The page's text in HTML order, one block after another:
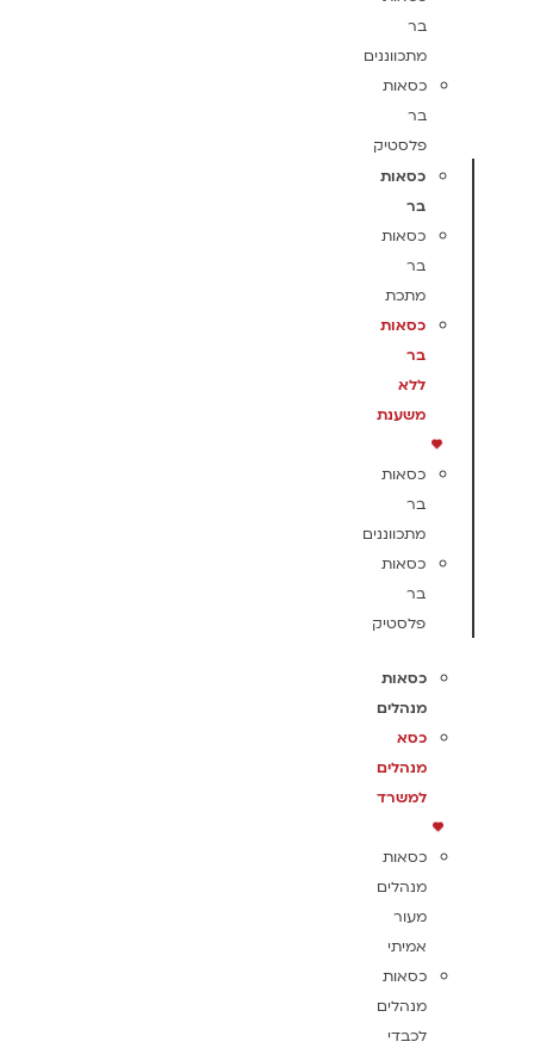
בר
מתכווננים
כסאות
בר
פלסטיק
כסאות
בר
כסאות
בר
מתכת
כסאות
בר
ללא
משענת
כסאות
בר
מתכווננים
כסאות
בר
פלסטיק
כסאות
מנהלים
כסא
מנהלים
למשרד
כסאות
מנהלים
מעור
אמיתי
כסאות
מנהלים
לכבדי